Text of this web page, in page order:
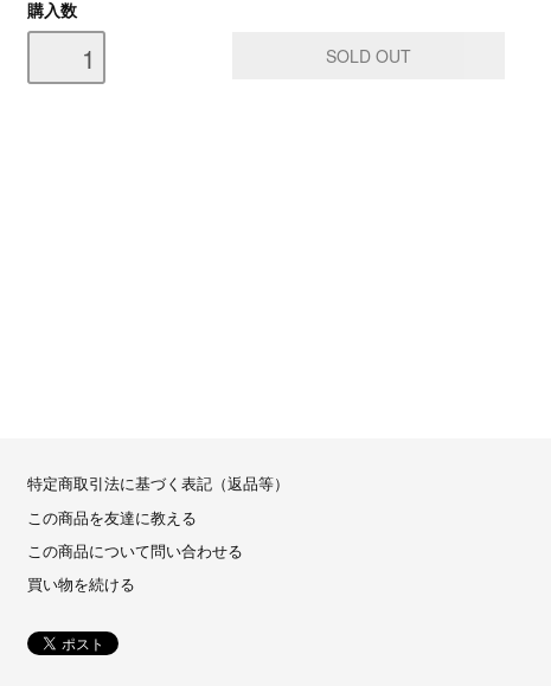
購入数
特定商取引法に基づく表記（返品等）
この商品を友達に教える
この商品について問い合わせる
買い物を続ける